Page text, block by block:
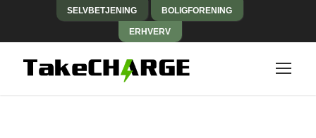
SELVBETJENING BOLIGFORENING
ERHVERV